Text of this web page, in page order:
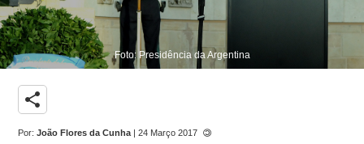
Foto: Presidência da Argentina
share
Por:João Flores da Cunha | 24 Março 2017